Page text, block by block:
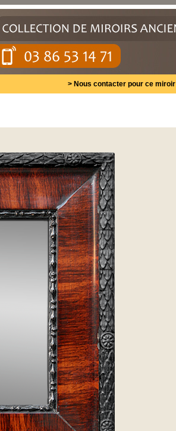
> Nous contacter pour ce miroir